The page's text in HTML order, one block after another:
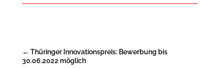
← Thüringer Innovationspreis: Bewerbung bis
30.06.2022 möglich